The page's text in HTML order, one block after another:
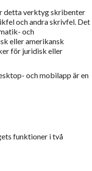
detta verktyg skribenter
och andra skrivfel. Det
och
eller amerikansk
för juridisk eller
och mobilapp är en
funktioner i två